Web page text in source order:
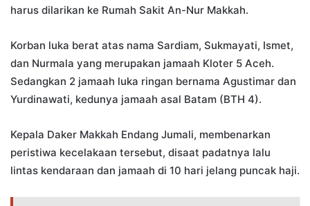
harus dilarikan ke Rumah Sakit An-Nur Makkah.
Korban luka berat atas nama Sardiam, Sukmayati, Ismet,
dan Nurmala yang merupakan jamaah Kloter 5 Aceh.
Sedangkan 2 jamaah luka ringan bernama Agustimar dan
Yurdinawati, kedunya jamaah asal Batam (BTH 4).
Kepala Daker Makkah Endang Jumali, membenarkan
peristiwa kecelakaan tersebut, disaat padatnya lalu
lintas kendaraan dan jamaah di 10 hari jelang puncak haji.